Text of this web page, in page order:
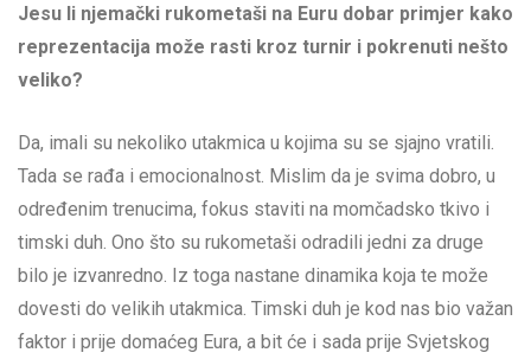
Jesu li njemački rukometaši na Euru dobar primjer kako
reprezentacija može rasti kroz turnir i pokrenuti nešto
veliko?
Da, imali su nekoliko utakmica u kojima su se sjajno vratili.
Tada se rađa i emocionalnost. Mislim da je svima dobro, u
određenim trenucima, fokus staviti na momčadsko tkivo i
timski duh. Ono što su rukometaši odradili jedni za druge
bilo je izvanredno. Iz toga nastane dinamika koja te može
dovesti do velikih utakmica. Timski duh je kod nas bio važan
faktor i prije domaćeg Eura, a bit će i sada prije Svjetskog